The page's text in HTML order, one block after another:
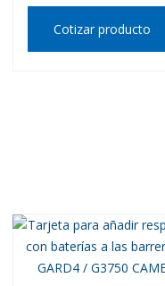
Cotizar producto